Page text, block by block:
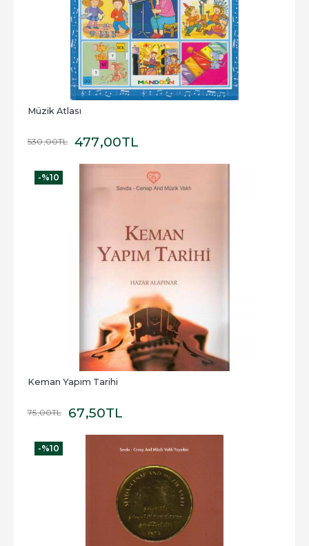
Müzik Atlası
530,00TL 477,00TL
-%10
Keman Yapım Tarihi
75,00TL 67,50TL
-%10